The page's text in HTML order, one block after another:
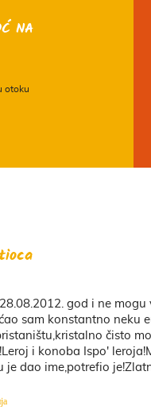
NA
otoku
stavio u neku bajku...